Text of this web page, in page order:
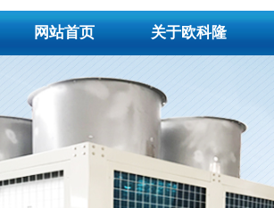
网站首页 关于欧科隆